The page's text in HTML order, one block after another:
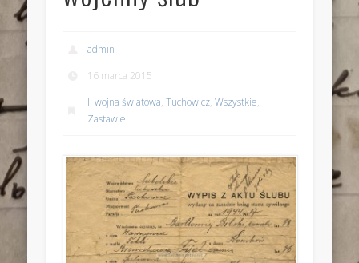
admin
16 marca 2015
II wojna światowa,Tuchowicz,Wszystkie,
Zastawie